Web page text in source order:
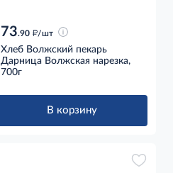
73.90 д/шт
Хлеб Волжский пекарь
Дарница Волжская нарезка,
700г
В корзину